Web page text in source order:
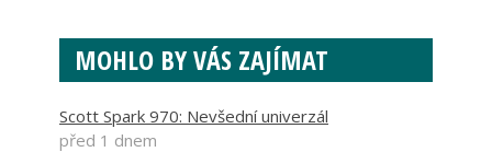
MOHLO BY VÁS ZAJÍMAT
Scott Spark 970: Nevšední univerzál
před 1 dnem